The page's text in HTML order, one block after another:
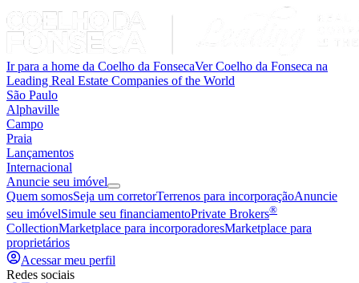
Ir para a home da Coelho da FonsecaVer Coelho da Fonseca na
Leading Real Estate Companies of the World
São Paulo
Alphaville
Campo
Praia
Lançamentos
Internacional
Anuncie seu imóvel
Quem somosSeja um corretorTerrenos para incorporaçãoAnuncie
seu imóvelSimule seu financiamentoPrivate Brokers®
CollectionMarketplace para incorporadoresMarketplace para
proprietários
Acessar meu perfil
Redes sociais